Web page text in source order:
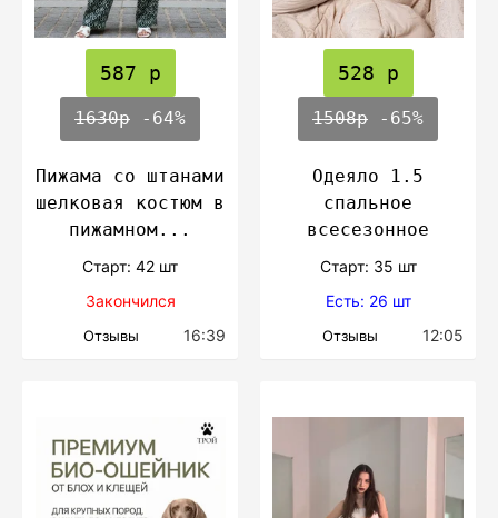
587 р
1630р -64%
Пижама со штанами
шелковая костюм в
пижамном...
Cтарт: 42 шт
Закончился
Отзывы 16:39
528 р
1508р -65%
Одеяло 1.5
спальное
всесезонное
Cтарт: 35 шт
Есть: 26 шт
Отзывы 12:05